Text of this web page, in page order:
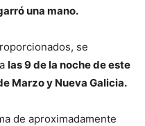
una mano.
se
las 9 de la noche de este
Marzo y Nueva Galicia.
de aproximadamente